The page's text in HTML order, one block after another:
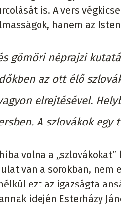
is. A vers
hanem az
gömöri néprajzi
az ott élő
elrejtésével.
A szlovákok
volna a
van a sorokban, nem
ezt az
idején Esterházy